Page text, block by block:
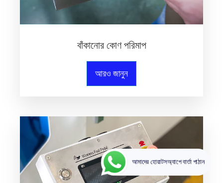
বাঁকানোর কোণ পরিমাপ
আরও জানুন
আমাদের হোয়াটসঅ্যাপে বার্তা পাঠান